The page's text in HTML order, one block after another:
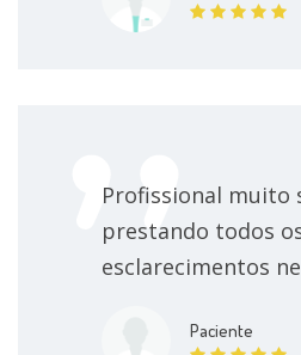
Profissional muito
prestando todos
esclarecimentos
Paciente